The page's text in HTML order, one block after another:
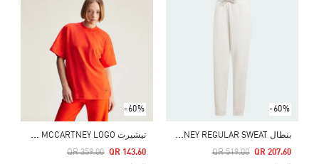
-60%
ب
نطال ADIDAS BY STELLA MCCARTNEY REGULAR SWEAT
Price Reduced From
QR 519.00
To QR 207.60
-60%
ت
يشيرت ADIDAS BY STELLA MCCARTNEY LOGO
Price Reduced From
QR 359.00
To QR 143.60
Price Reduced From